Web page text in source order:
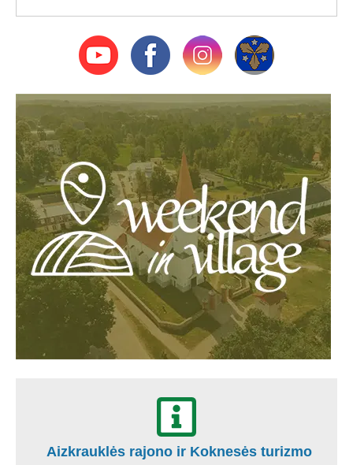
Aizkrauklės rajono ir Koknesės turizmo